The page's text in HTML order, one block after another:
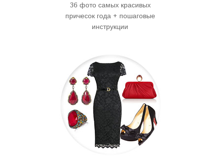
36 фото самых красивых
причесок года + пошаговые
инструкции